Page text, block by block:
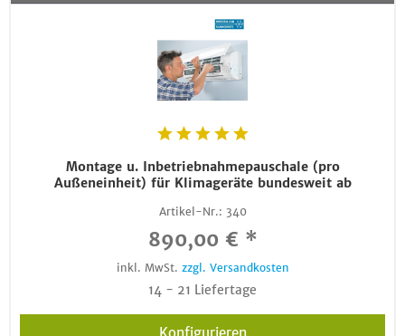
Montage u. Inbetriebnahmepauschale (pro
Außeneinheit) für Klimageräte bundesweit ab
Artikel-Nr.: 340
890,00 € *
inkl. MwSt. zzgl. Versandkosten
14 - 21 Liefertage